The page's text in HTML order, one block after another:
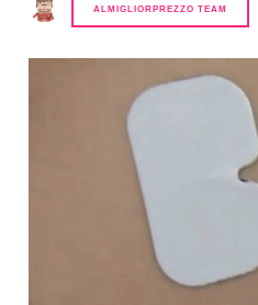
ALMIGLIORPREZZO TEAM